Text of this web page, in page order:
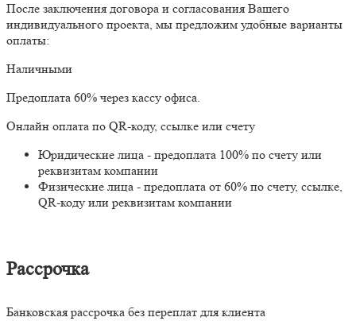
После заключения договора и согласования Вашего
индивидуального проекта, мы предложим удобные варианты
оплаты:
Наличными
Предоплата 60% через кассу офиса.
Онлайн оплата по QR-коду, ссылке или счету
Юридические лица - предоплата 100% по счету или
реквизитам компании
Физические лица - предоплата от 60% по счету, ссылке,
QR-коду или реквизитам компании
Рассрочка
Банковская рассрочка без переплат для клиента